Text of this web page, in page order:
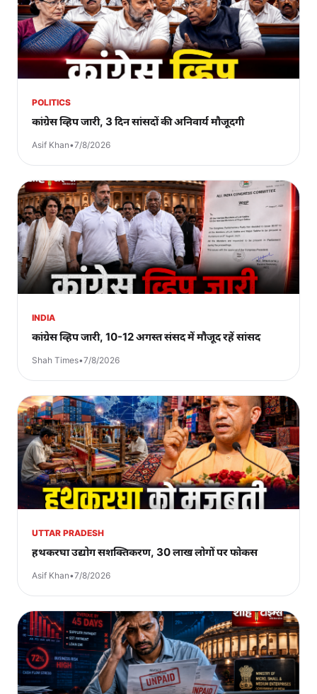
POLITICS
कांग्रेस व्हिप जारी, 3 दिन सांसदों की अनिवार्य मौजूदगी
Asif Khan•7/8/2026
INDIA
कांग्रेस व्हिप जारी, 10-12 अगस्त संसद में मौजूद रहें सांसद
Shah Times•7/8/2026
UTTAR PRADESH
हथकरघा उद्योग सशक्तिकरण, 30 लाख लोगों पर फोकस
Asif Khan•7/8/2026